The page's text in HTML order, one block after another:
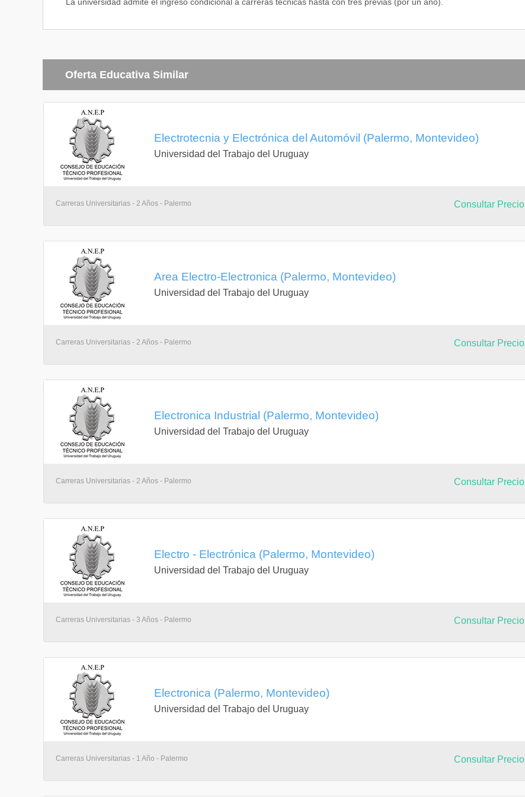
controlados, variadores de intensidad luminosa y variadores de velocidad de motores.
Mediante atractivas sesiones prácticas presenta los semiconductores tales como diodo, regulador lineal de tensión,
transistor y sus aplicaciones típicas en rectificación, regulación de tensión y operaciones de conmutación.
Electrónica digital
Presenta los fundamentos de la electrónica digital y sus aplicaciones a la solución automática de problemas comunes,
explorando el funcionamiento de una importante cantidad de circuitos integrados de uso extendido en aplicaciones de
conteo, temporización y control en general.
Sensores y automatismos
Presenta los sensores de uso más extendido para el diseño e implementación de automatismos, utilizando como base
microcontroladores lógicos programables (PLCs).
Capacita para comprender el funcionamiento de la tecnología de los equipos electrónicos basados en microprocesador
Taller de empresa
Examina las alternativas y formas de constituir una empresa, capacitando para una buena administración. Explora
técnicas para el ejercicio efectivo de la representación y venta de productos con alto contenido tecnológico.
Proyecto de instalaciones integradas
La carrera culmina con la realización de un proyecto propuesto por la universidad que simula las exigencias de una
propuesta laboral concreta. A través del trabajo en equipo, los estudiantes diseñan una instalación eléctrica integral
(potencia, iluminación y servicios accesorios) y proponen e implementan una solución técnica y económicamente viable,
La universidad admite el ingreso condicional a carreras técnicas hasta con tres previas (por un año).
Oferta Educativa Similar
Electrotecnia y Electrónica del Automóvil (Palermo, Montevideo)
Universidad del Trabajo del Uruguay
Carreras Universitarias - 2 Años - Palermo Consultar Precio
Area Electro-Electronica (Palermo, Montevideo)
Universidad del Trabajo del Uruguay
Carreras Universitarias - 2 Años - Palermo Consultar Precio
Electronica Industrial (Palermo, Montevideo)
Universidad del Trabajo del Uruguay
Carreras Universitarias - 2 Años - Palermo Consultar Precio
Electro - Electrónica (Palermo, Montevideo)
Universidad del Trabajo del Uruguay
Carreras Universitarias - 3 Años - Palermo Consultar Precio
Electronica (Palermo, Montevideo)
Universidad del Trabajo del Uruguay
Carreras Universitarias - 1 Año - Palermo Consultar Precio